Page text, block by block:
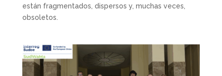
están fragmentados, dispersos y, muchas veces,
obsoletos.